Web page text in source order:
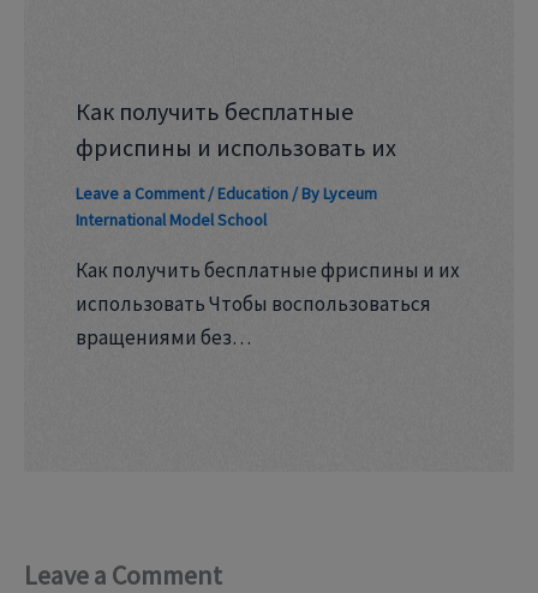
Как получить бесплатные
фриспины и использовать их
Leave a Comment/Education/ ByLyceum
International Model School
Как получить бесплатные фриспины и их
использовать Чтобы воспользоваться
вращениями без…
Leave a Comment